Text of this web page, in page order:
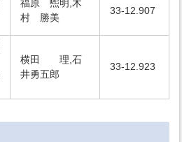
福原 煕明,木
村 勝美
33-12.907
横田 理,石
井勇五郎
33-12.923